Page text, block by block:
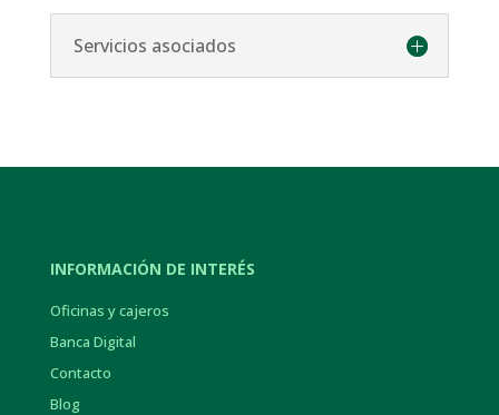
Servicios asociados
INFORMACIÓN DE INTERÉS
Oficinas y cajeros
Banca Digital
Contacto
Blog